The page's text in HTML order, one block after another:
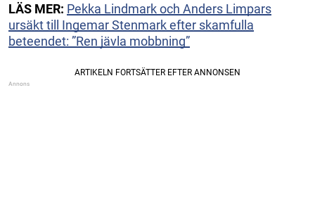
LÄS MER: Pekka Lindmark och Anders Limpars
ursäkt till Ingemar Stenmark efter skamfulla
beteendet: ”Ren jävla mobbning”